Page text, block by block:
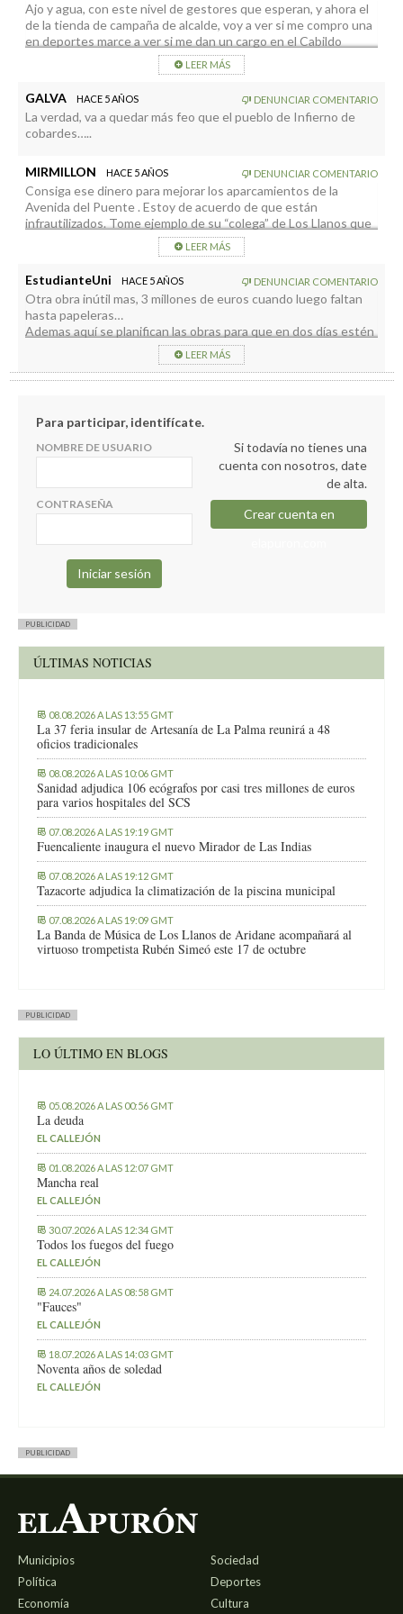
Ajo y agua, con este nivel de gestores que esperan, y ahora el
de la tienda de campaña de alcalde, voy a ver si me compro una
en deportes marce a ver si me dan un cargo en el Cabildo
LEER MÁS
GALVA HACE 5 AÑOS DENUNCIAR COMENTARIO
La verdad, va a quedar más feo que el pueblo de Infierno de
cobardes…..
MIRMILLON HACE 5 AÑOS DENUNCIAR COMENTARIO
Consiga ese dinero para mejorar los aparcamientos de la
Avenida del Puente . Estoy de acuerdo de que están
infrautilizados. Tome ejemplo de su “colega” de Los Llanos que
consiguió 4,5 millones de los presupuestos del Estado. ¿La
traicionó quizás? ¿Eran a partir? Y que se preparen los que
se ha dicho. Ya está bien de exigirlos y no aportar un euro a las
arcas de la capital.
LEER MÁS
EstudianteUni HACE 5 AÑOS DENUNCIAR COMENTARIO
Otra obra inútil mas, 3 millones de euros cuando luego faltan
hasta papeleras…
Ademas aquí se planifican las obras para que en dos días estén
destrozadas. ¿Como esta el pavimento enfrente del 99 o a la
altura de la farmacia de la Alameda? No tienen ni dos años…
LEER MÁS
Para participar, identifícate.
NOMBRE DE USUARIO
CONTRASEÑA
Si todavía no tienes una
cuenta con nosotros, date
de alta.
Crear cuenta en
PUBLICIDAD
ÚLTIMAS NOTICIAS
08.08.2026 A LAS 13:55 GMT
La 37 feria insular de Artesanía de La Palma reunirá a 48
oficios tradicionales
08.08.2026 A LAS 10:06 GMT
Sanidad adjudica 106 ecógrafos por casi tres millones de euros
para varios hospitales del SCS
07.08.2026 A LAS 19:19 GMT
Fuencaliente inaugura el nuevo Mirador de Las Indias
07.08.2026 A LAS 19:12 GMT
Tazacorte adjudica la climatización de la piscina municipal
07.08.2026 A LAS 19:09 GMT
La Banda de Música de Los Llanos de Aridane acompañará al
virtuoso trompetista Rubén Simeó este 17 de octubre
PUBLICIDAD
LO ÚLTIMO EN BLOGS
05.08.2026 A LAS 00:56 GMT
La deuda
EL CALLEJÓN
01.08.2026 A LAS 12:07 GMT
Mancha real
EL CALLEJÓN
30.07.2026 A LAS 12:34 GMT
Todos los fuegos del fuego
EL CALLEJÓN
24.07.2026 A LAS 08:58 GMT
"Fauces"
EL CALLEJÓN
18.07.2026 A LAS 14:03 GMT
Noventa años de soledad
EL CALLEJÓN
PUBLICIDAD
Municipios
Política
Economía
Sociedad
Deportes
Cultura